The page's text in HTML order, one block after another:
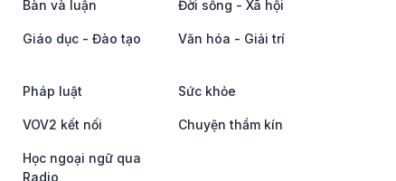
Bàn và luận Đời sống - Xã hội
Giáo dục - Đào tạo Văn hóa - Giải trí
Pháp luật Sức khỏe
VOV2 kết nối Chuyện thầm kín
Học ngoại ngữ qua
Radio